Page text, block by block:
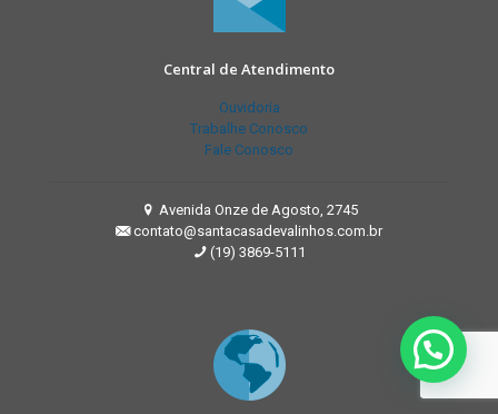
Central de Atendimento
Ouvidoria
Trabalhe Conosco
Fale Conosco
Avenida Onze de Agosto, 2745
contato@santacasadevalinhos.com.br
(19) 3869-5111